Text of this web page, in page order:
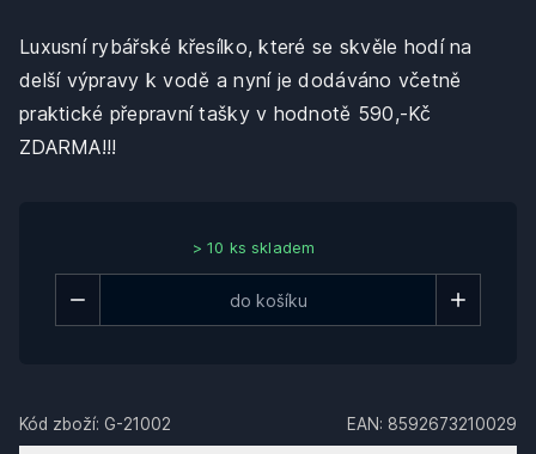
Luxusní rybářské křesílko, které se skvěle hodí na
delší výpravy k vodě a nyní je dodáváno včetně
praktické přepravní tašky v hodnotě 590,-Kč
ZDARMA!!!
> 10 ks skladem
Kód zboží: G-21002 EAN: 8592673210029